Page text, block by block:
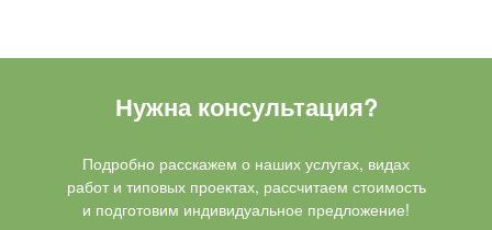
Нужна консультация?
Подробно расскажем о наших услугах, видах
работ и типовых проектах, рассчитаем стоимость
и подготовим индивидуальное предложение!